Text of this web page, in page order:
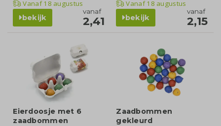
Vanaf18 augustus
bekijk
vanaf
2,41
Vanaf18 augustus
bekijk
vanaf
2,15
Eierdoosje met 6
zaadbommen
Zaadbommen
gekleurd